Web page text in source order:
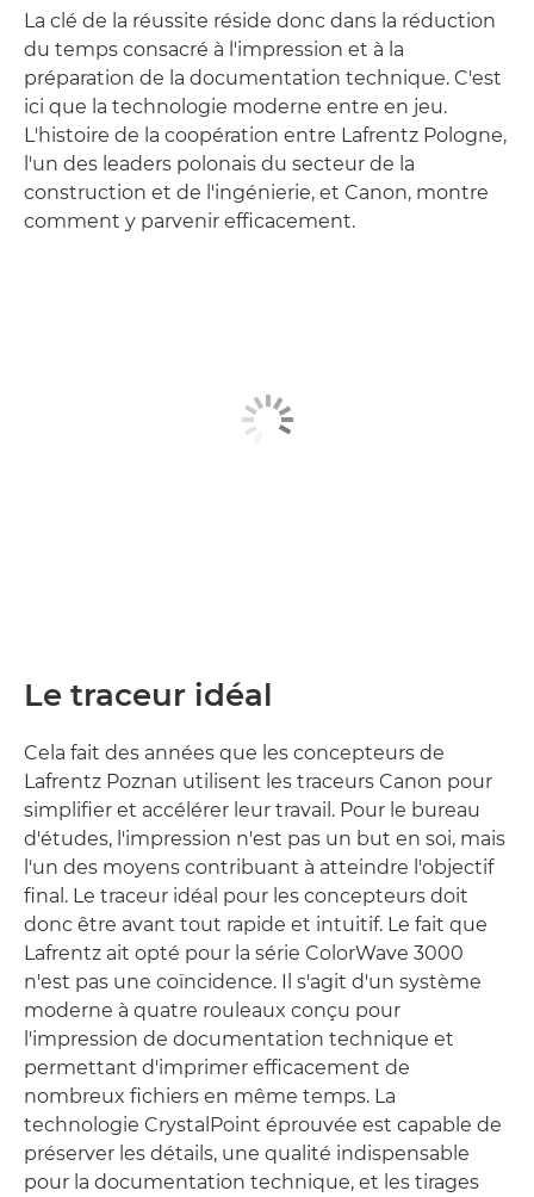
La clé de la réussite réside donc dans la réduction
du temps consacré à l'impression et à la
préparation de la documentation technique. C'est
ici que la technologie moderne entre en jeu.
L'histoire de la coopération entre Lafrentz Pologne,
l'un des leaders polonais du secteur de la
construction et de l'ingénierie, et Canon, montre
comment y parvenir efficacement.
Le traceur idéal
Cela fait des années que les concepteurs de
Lafrentz Poznan utilisent les traceurs Canon pour
simplifier et accélérer leur travail. Pour le bureau
d'études, l'impression n'est pas un but en soi, mais
l'un des moyens contribuant à atteindre l'objectif
final. Le traceur idéal pour les concepteurs doit
donc être avant tout rapide et intuitif. Le fait que
Lafrentz ait opté pour la série ColorWave 3000
n'est pas une coïncidence. Il s'agit d'un système
moderne à quatre rouleaux conçu pour
l'impression de documentation technique et
permettant d'imprimer efficacement de
nombreux fichiers en même temps. La
technologie CrystalPoint éprouvée est capable de
préserver les détails, une qualité indispensable
pour la documentation technique, et les tirages